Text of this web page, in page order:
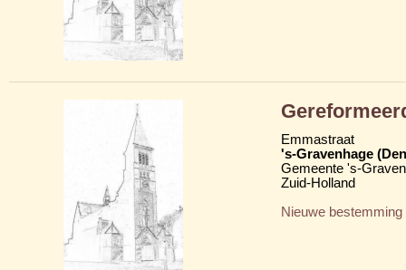
Emmastraat
's-Gravenhage
Gemeente 's-
Zuid-Holland
Nieuwe bestemming